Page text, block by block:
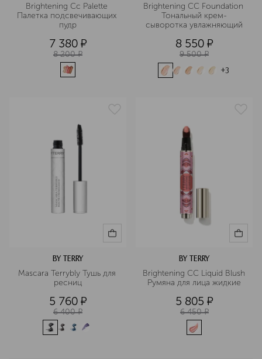
Brightening Cc Palette
Палетка подсвечивающих
пудр
7 380 ¤
8 200 ¤
Brightening CC Foundation
Тональный крем-
сыворотка увлажняющий
8 550 ¤
9 500 ¤
+3
BY TERRY
Mascara Terrybly Тушь для
ресниц
5 760 ¤
6 400 ¤
BY TERRY
Brightening CC Liquid Blush
Румяна для лица жидкие
5 805 ¤
6 450 ¤